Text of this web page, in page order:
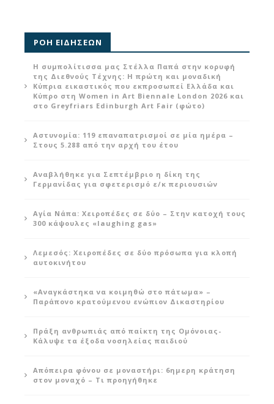
ΡΟΗ ΕΙΔΗΣΕΩΝ
Η συμπολίτισσα μας Στέλλα Παπά στην κορυφή
της Διεθνούς Τέχνης: Η πρώτη και μοναδική
Κύπρια εικαστικός που εκπροσωπεί Ελλάδα και
Κύπρο στη Women in Art Biennale London 2026 και
στο Greyfriars Edinburgh Art Fair (φώτο)
Αστυνομία: 119 επαναπατρισμοί σε μία ημέρα –
Στους 5.288 από την αρχή του έτου
Αναβλήθηκε για Σεπτέμβριο η δίκη της
Γερμανίδας για σφετερισμό ε/κ περιουσιών
Αγία Νάπα: Χειροπέδες σε δύο – Στην κατοχή τους
300 κάψουλες «laughing gas»
Λεμεσός: Χειροπέδες σε δύο πρόσωπα για κλοπή
αυτοκινήτου
«Αναγκάστηκα να κοιμηθώ στο πάτωμα» –
Παράπονο κρατούμενου ενώπιον Δικαστηρίου
Πράξη ανθρωπιάς από παίκτη της Ομόνοιας-
Κάλυψε τα έξοδα νοσηλείας παιδιού
Απόπειρα φόνου σε μοναστήρι: 6ημερη κράτηση
στον μοναχό – Τι προηγήθηκε